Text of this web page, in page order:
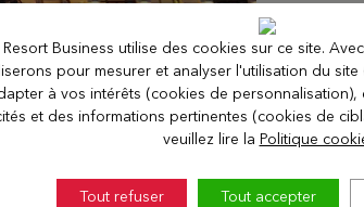
Resort Business utilise des cookies sur ce site.
pour mesurer et analyser l'utilisation du
à vos intérêts (cookies de
et des informations pertinentes (cookies de
veuillez lire la Politique
Tout refuser Tout accepter